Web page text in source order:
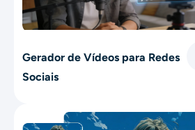
Gerador de Vídeos para Redes
Sociais